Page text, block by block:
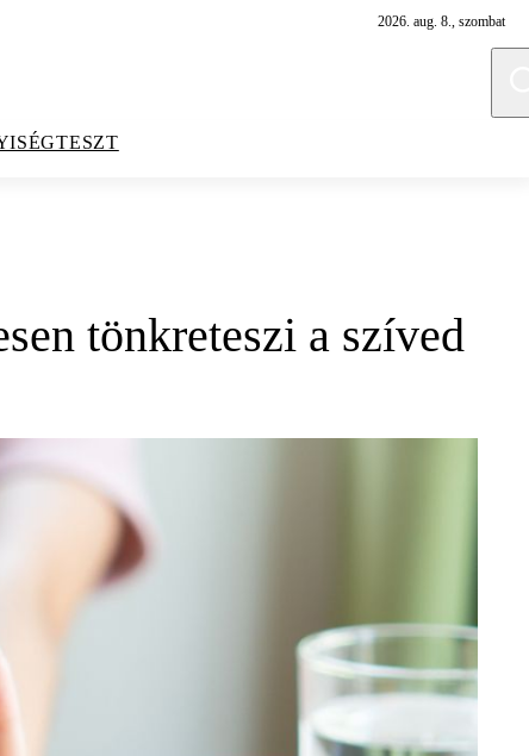
2026. aug. 8., szombat
tönkreteszi a szíved